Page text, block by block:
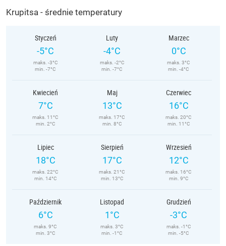
Krupitsa - średnie temperatury
Styczeń
-5°C
maks. -3°C
min. -7°C
Luty
-4°C
maks. -2°C
min. -7°C
Marzec
0°C
maks. 3°C
min. -4°C
Kwiecień
7°C
maks. 11°C
min. 2°C
Maj
13°C
maks. 17°C
min. 8°C
Czerwiec
16°C
maks. 20°C
min. 11°C
Lipiec
18°C
maks. 22°C
min. 14°C
Sierpień
17°C
maks. 21°C
min. 13°C
Wrzesień
12°C
maks. 16°C
min. 9°C
Październik
6°C
maks. 9°C
min. 3°C
Listopad
1°C
maks. 3°C
min. -1°C
Grudzień
-3°C
maks. -1°C
min. -5°C